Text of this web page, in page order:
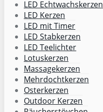
LED Echtwachskerzen
LED Kerzen
LED mit Timer
LED Stabkerzen
LED Teelichter
Lotuskerzen
Massagekerzen
Mehrdochtkerzen
Osterkerzen
Outdoor Kerzen